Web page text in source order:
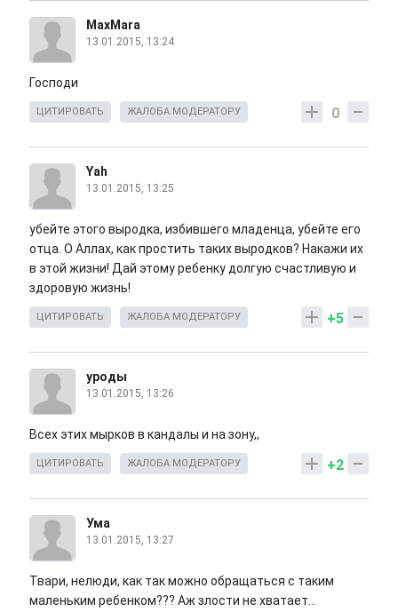
MaxMara
13.01.2015, 13:24
Господи
0
ЦИТИРОВАТЬ ЖАЛОБА МОДЕРАТОРУ
Yah
13.01.2015, 13:25
убейте этого выродка, избившего младенца, убейте его
отца. О Аллах, как простить таких выродков? Накажи их
в этой жизни! Дай этому ребенку долгую счастливую и
здоровую жизнь!
+5
ЦИТИРОВАТЬ ЖАЛОБА МОДЕРАТОРУ
уроды
13.01.2015, 13:26
Всех этих мырков в кандалы и на зону,,
+2
ЦИТИРОВАТЬ ЖАЛОБА МОДЕРАТОРУ
Ума
13.01.2015, 13:27
Твари, нелюди, как так можно обращаться с таким
маленьким ребенком??? Аж злости не хватает...